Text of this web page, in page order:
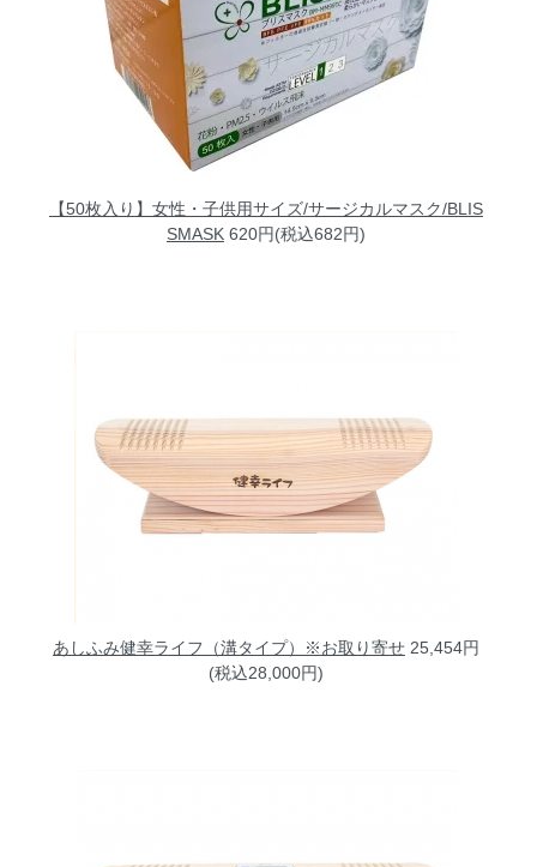
【50枚入り】女性・子供用サイズ/サージカルマスク/BLIS
SMASK620円(税込682円)
あしふみ健幸ライフ（溝タイプ）※お取り寄せ25,454円
(税込28,000円)